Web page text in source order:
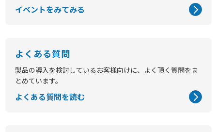
イベントをみてみる
よくある質問
製品の導入を検討しているお客様向けに、よく頂く質問をま
とめています。
よくある質問を読む